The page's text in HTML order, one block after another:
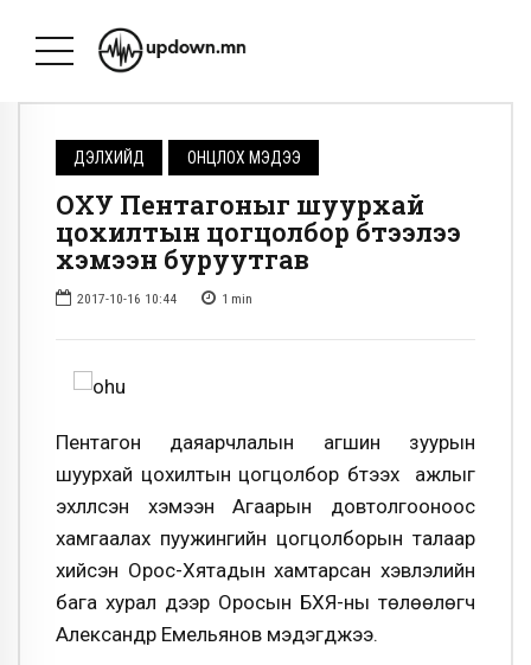
ДЭЛХИЙД ОНЦЛОХ МЭДЭЭ
ОХУ Пентагоныг шуурхай
цохилтын цогцолбор бүтээлээ
хэмээн буруутгав
2017-10-16 10:44 1 min
Пентагон даяарчлалын агшин зуурын
шуурхай цохилтын цогцолбор бүтээх ажлыг
эхлүүлсэн хэмээн Агаарын довтолгооноос
хамгаалах пуужингийн цогцолборын талаар
хийсэн Орос-Хятадын хамтарсан хэвлэлийн
бага хурал дээр Оросын БХЯ-ны төлөөлөгч
Александр Емельянов мэдэгджээ.